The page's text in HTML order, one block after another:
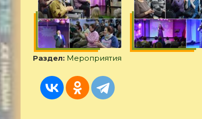
Раздел: Мероприятия